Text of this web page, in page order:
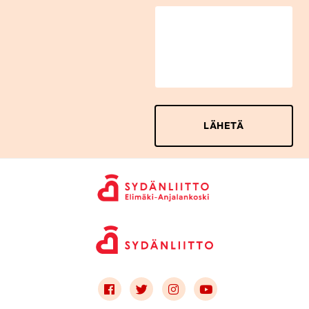
Link to facebook
Link to twitter
Link to instagram
Link to youtube